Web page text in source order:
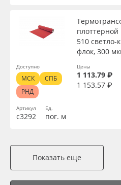
Артикул
с3292
510 светло-
флок, 300
Ед.
пог. м
Цены
1 113.79 ₽
1 153.57 ₽
Доступно
МСК
СПБ
РНД
Показать еще